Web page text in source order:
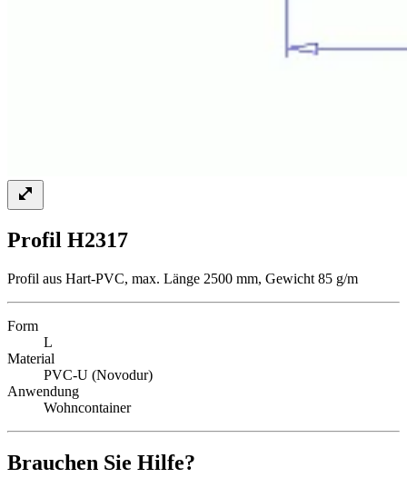
Profil H2317
Profil aus Hart-PVC, max. Länge 2500 mm, Gewicht 85 g/m
Form
L
Material
PVC-U (Novodur)
Anwendung
Wohncontainer
Brauchen Sie Hilfe?